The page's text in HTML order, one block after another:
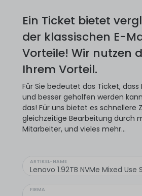
Ein Ticket bietet
der klassischen E-
Vorteile! Wir nutzen
Ihrem Vorteil.
Für Sie bedeutet das Ticket,
und besser geholfen werden
das! Für uns bietet es schnellere
gleichzeitige Bearbeitung durch
Mitarbeiter, und vieles mehr...
ARTIKEL-NAME
FIRMA